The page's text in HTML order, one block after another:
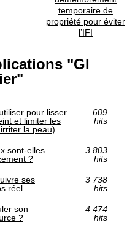
temporaire de
propriété pour éviter
l’IFI
"GI
pour lisser
et limiter les
la peau)
609
hits
sont-elles
?
3 803
hits
ses
réel
3 738
hits
son
?
4 474
hits